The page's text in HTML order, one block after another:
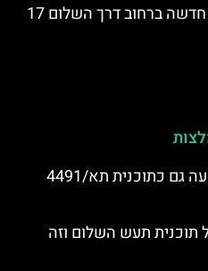
מתחם תעש ת"א – שכונה חדשה ברחוב דרך השלום 17
תוכנית תע"ש השלום, הידועה גם כתוכנית תא/4491
תוכנית תעש השלום וזה